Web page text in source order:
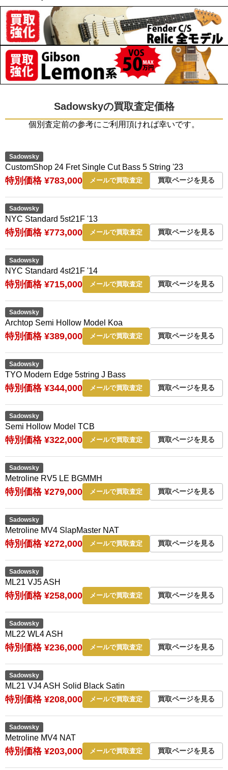
Sadowskyの買取査定価格
個別査定前の参考にご利用頂ければ幸いです。
Sadowsky
CustomShop 24 Fret Single Cut Bass 5 String '23
特別価格 ¥783,000 メールで買取査定 買取ページを見る
Sadowsky
NYC Standard 5st21F '13
特別価格 ¥773,000 メールで買取査定 買取ページを見る
Sadowsky
NYC Standard 4st21F '14
特別価格 ¥715,000 メールで買取査定 買取ページを見る
Sadowsky
Archtop Semi Hollow Model Koa
特別価格 ¥389,000 メールで買取査定 買取ページを見る
Sadowsky
TYO Modern Edge 5string J Bass
特別価格 ¥344,000 メールで買取査定 買取ページを見る
Sadowsky
Semi Hollow Model TCB
特別価格 ¥322,000 メールで買取査定 買取ページを見る
Sadowsky
Metroline RV5 LE BGMMH
特別価格 ¥279,000 メールで買取査定 買取ページを見る
Sadowsky
Metroline MV4 SlapMaster NAT
特別価格 ¥272,000 メールで買取査定 買取ページを見る
Sadowsky
ML21 VJ5 ASH
特別価格 ¥258,000 メールで買取査定 買取ページを見る
Sadowsky
ML22 WL4 ASH
特別価格 ¥236,000 メールで買取査定 買取ページを見る
Sadowsky
ML21 VJ4 ASH Solid Black Satin
特別価格 ¥208,000 メールで買取査定 買取ページを見る
Sadowsky
Metroline MV4 NAT
特別価格 ¥203,000 メールで買取査定 買取ページを見る